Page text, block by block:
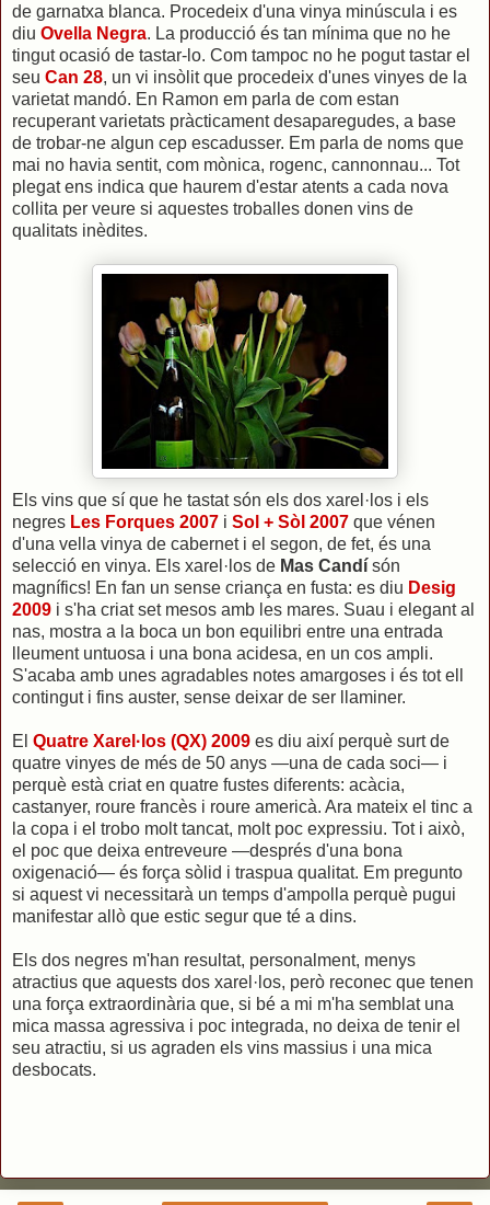
de garnatxa blanca. Procedeix d'una vinya minúscula i es
diu Ovella Negra. La producció és tan mínima que no he
tingut ocasió de tastar-lo. Com tampoc no he pogut tastar el
seu Can 28, un vi insòlit que procedeix d'unes vinyes de la
varietat mandó. En Ramon em parla de com estan
recuperant varietats pràcticament desaparegudes, a base
de trobar-ne algun cep escadusser. Em parla de noms que
mai no havia sentit, com mònica, rogenc, cannonnau... Tot
plegat ens indica que haurem d'estar atents a cada nova
collita per veure si aquestes troballes donen vins de
qualitats inèdites.
Els vins que sí que he tastat són els dos xarel·los i els
negres Les Forques 2007 i Sol + Sòl 2007 que vénen
d'una vella vinya de cabernet i el segon, de fet, és una
selecció en vinya. Els xarel·los de Mas Candí són
magnífics! En fan un sense criança en fusta: es diu Desig
2009 i s'ha criat set mesos amb les mares. Suau i elegant al
nas, mostra a la boca un bon equilibri entre una entrada
lleument untuosa i una bona acidesa, en un cos ampli.
S'acaba amb unes agradables notes amargoses i és tot ell
contingut i fins auster, sense deixar de ser llaminer.
El Quatre Xarel·los (QX) 2009 es diu així perquè surt de
quatre vinyes de més de 50 anys —una de cada soci— i
perquè està criat en quatre fustes diferents: acàcia,
castanyer, roure francès i roure americà. Ara mateix el tinc a
la copa i el trobo molt tancat, molt poc expressiu. Tot i això,
el poc que deixa entreveure —després d'una bona
oxigenació— és força sòlid i traspua qualitat. Em pregunto
si aquest vi necessitarà un temps d'ampolla perquè pugui
manifestar allò que estic segur que té a dins.
Els dos negres m'han resultat, personalment, menys
atractius que aquests dos xarel·los, però reconec que tenen
una força extraordinària que, si bé a mi m'ha semblat una
mica massa agressiva i poc integrada, no deixa de tenir el
seu atractiu, si us agraden els vins massius i una mica
desbocats.